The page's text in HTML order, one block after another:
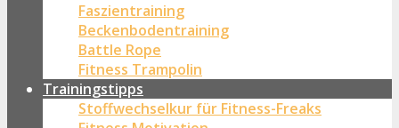
Faszientraining
Beckenbodentraining
Battle Rope
Fitness Trampolin
Trainingstipps
Stoffwechselkur für Fitness-Freaks